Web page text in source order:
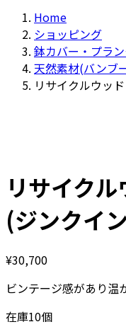
Home
ショッピング
鉢カバー・プラ
天然素材(バンブ
リサイクルウッ
リサイク
(ジンクイ
¥30,700
ビンテージ感があり
在庫10個